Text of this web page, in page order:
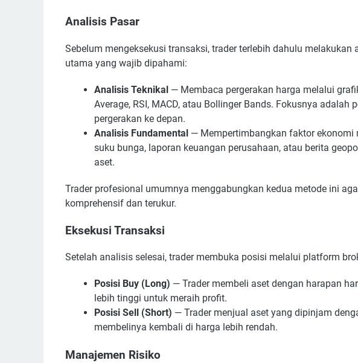
Analisis Pasar
Sebelum mengeksekusi transaksi, trader terlebih dahulu melakukan
utama yang wajib dipahami:
Analisis Teknikal — Membaca pergerakan harga melalui
Average, RSI, MACD, atau Bollinger Bands. Fokusnya
pergerakan ke depan.
Analisis Fundamental — Mempertimbangkan faktor ekonomi
suku bunga, laporan keuangan perusahaan, atau berita
aset.
Trader profesional umumnya menggabungkan kedua metode ini
komprehensif dan terukur.
Eksekusi Transaksi
Setelah analisis selesai, trader membuka posisi melalui platform
Posisi Buy (Long) — Trader membeli aset dengan harapan
lebih tinggi untuk meraih profit.
Posisi Sell (Short) — Trader menjual aset yang dipinjam
membelinya kembali di harga lebih rendah.
Manajemen Risiko